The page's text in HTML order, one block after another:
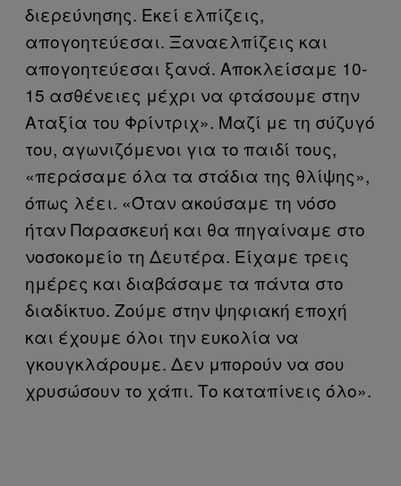
διερεύνησης. Εκεί ελπίζεις,
απογοητεύεσαι. Ξαναελπίζεις και
απογοητεύεσαι ξανά. Αποκλείσαμε 10-
15 ασθένειες μέχρι να φτάσουμε στην
Αταξία του Φρίντριχ». Μαζί με τη σύζυγό
του, αγωνιζόμενοι για το παιδί τους,
«περάσαμε όλα τα στάδια της θλίψης»,
όπως λέει. «Όταν ακούσαμε τη νόσο
ήταν Παρασκευή και θα πηγαίναμε στο
νοσοκομείο τη Δευτέρα. Είχαμε τρεις
ημέρες και διαβάσαμε τα πάντα στο
διαδίκτυο. Ζούμε στην ψηφιακή εποχή
και έχουμε όλοι την ευκολία να
γκουγκλάρουμε. Δεν μπορούν να σου
χρυσώσουν το χάπι. Το καταπίνεις όλο».